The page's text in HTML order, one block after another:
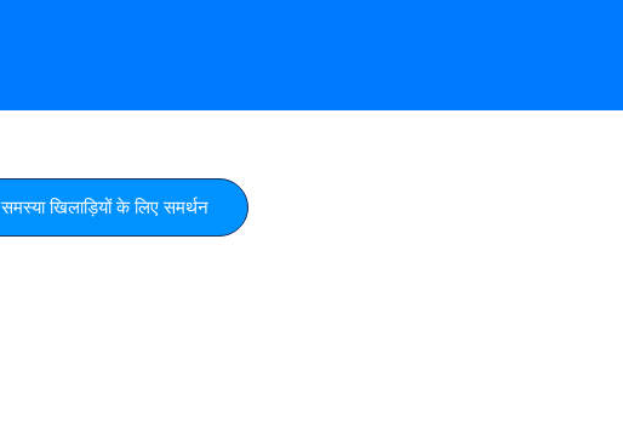
समस्या खिलाड़ियों के लिए समर्थन